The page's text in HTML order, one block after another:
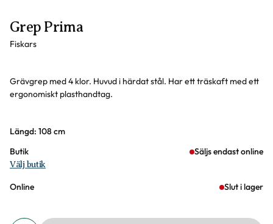
Grep Prima
Fiskars
Grävgrep med 4 klor. Huvud i härdat stål. Har ett träskaft med ett
ergonomiskt plasthandtag.
Varianter
Längd: 108 cm
Butik
Säljs endast online
Välj butik
Online Slut i lager